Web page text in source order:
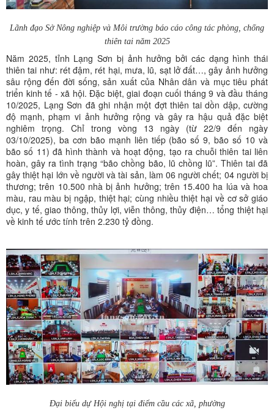
Lãnh đạo Sở Nông nghiệp và Môi trường báo cáo công tác phòng, chống
thiên tai năm 2025
Năm 2025, tỉnh Lạng Sơn bị ảnh hưởng bởi các dạng hình thái
thiên tai như: rét đậm, rét hại, mưa, lũ, sạt lở đất…, gây ảnh hưởng
sâu rộng đến đời sống, sản xuất của Nhân dân và mục tiêu phát
triển kinh tế - xã hội. Đặc biệt, giai đoạn cuối tháng 9 và đầu tháng
10/2025, Lạng Sơn đã ghi nhận một đợt thiên tai dồn dập, cường
độ mạnh, phạm vi ảnh hưởng rộng và gây ra hậu quả đặc biệt
nghiêm trọng. Chỉ trong vòng 13 ngày (từ 22/9 đến ngày
03/10/2025), ba cơn bão mạnh liên tiếp (bão số 9, bão số 10 và
bão số 11) đã hình thành và hoạt động, tạo ra chuỗi thiên tai liên
hoàn, gây ra tình trạng “bão chồng bão, lũ chồng lũ”. Thiên tai đã
gây thiệt hại lớn về người và tài sản, làm 06 người chết; 04 người bị
thương; trên 10.500 nhà bị ảnh hưởng; trên 15.400 ha lúa và hoa
màu, rau màu bị ngập, thiệt hại; cùng nhiều thiệt hại về cơ sở giáo
dục, y tế, giao thông, thủy lợi, viễn thông, thủy điện… tổng thiệt hại
về kinh tế ước tính trên 2.230 tỷ đồng.
Đại biểu dự Hội nghị tại điểm cầu các xã, phường